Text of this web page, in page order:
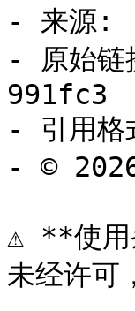
- 来源:
- 原始
991fc3
- 引用
- ©
⚠️ **使用